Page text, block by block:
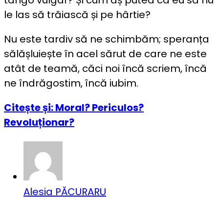
le las să trăiască și pe hârtie?
Nu este tardiv să ne schimbăm; speranța
sălășluiește în acel sărut de care ne este
atât de teamă, căci noi încă scriem, încă
ne îndrăgostim, încă iubim.
Citește și: Moral? Periculos?
Revoluționar?
Alesia PĂCURARU